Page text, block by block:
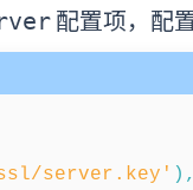
配置项，配
server.key' ) ,